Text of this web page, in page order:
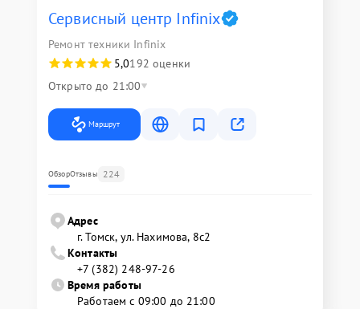
Сервисный центр Infinix
Ремонт техники Infinix
5,0192 оценки
Открыто до 21:00
Маршрут
ОбзорОтзывы 224
Адрес
г. Томск, ул. Нахимова, 8с2
Контакты
+7 (382) 248-97-26
Время работы
Работаем с 09:00 до 21:00